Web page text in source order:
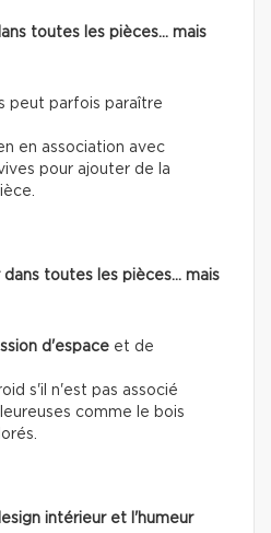
toutes les pièces… mais
peut parfois paraître
en association avec
pour ajouter de la
toutes les pièces… mais
d'espace et de
s'il n'est pas associé
comme le bois
intérieur et l'humeur